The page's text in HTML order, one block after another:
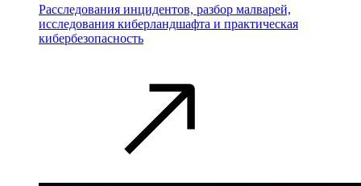
Расследования инцидентов, разбор малварей,
исследования киберландшафта и практическая
кибербезопасность